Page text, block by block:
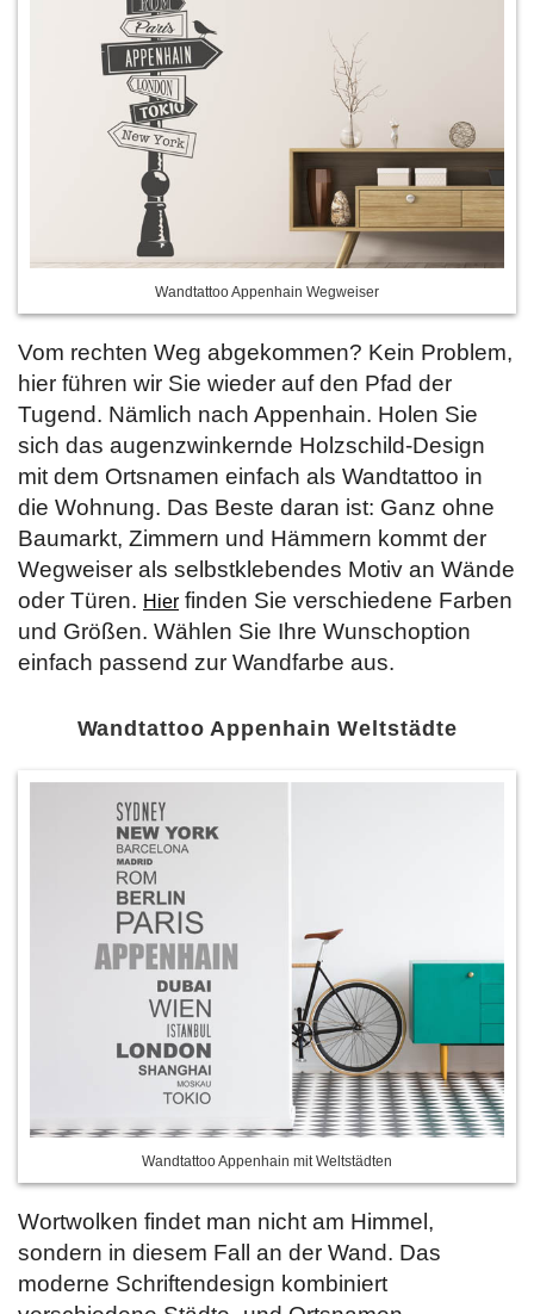
Wandtattoo Appenhain Wegweiser
Vom rechten Weg abgekommen? Kein Problem,
hier führen wir Sie wieder auf den Pfad der
Tugend. Nämlich nach Appenhain. Holen Sie
sich das augenzwinkernde Holzschild-Design
mit dem Ortsnamen einfach als Wandtattoo in
die Wohnung. Das Beste daran ist: Ganz ohne
Baumarkt, Zimmern und Hämmern kommt der
Wegweiser als selbstklebendes Motiv an Wände
oder Türen. Hier finden Sie verschiedene Farben
und Größen. Wählen Sie Ihre Wunschoption
einfach passend zur Wandfarbe aus.
Wandtattoo Appenhain Weltstädte
Wandtattoo Appenhain mit Weltstädten
Wortwolken findet man nicht am Himmel,
sondern in diesem Fall an der Wand. Das
moderne Schriftendesign kombiniert